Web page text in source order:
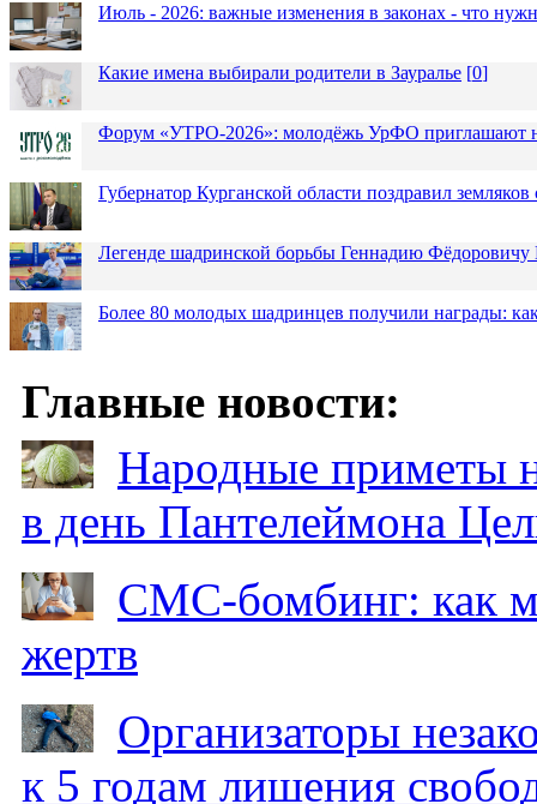
Июль - 2026: важные изменения в законах - что
Какие имена выбирали родители в Зауралье [0]
Форум «УТРО-2026»: молодёжь УрФО приглашают
Губернатор Курганской области поздравил
Легенде шадринской борьбы Геннадию Фёдоровичу
Более 80 молодых шадринцев получили награды:
Главные новости:
Народные приметы
в день Пантелеймона
СМС-бомбинг: как
жертв
Организаторы
к 5 годам лишения